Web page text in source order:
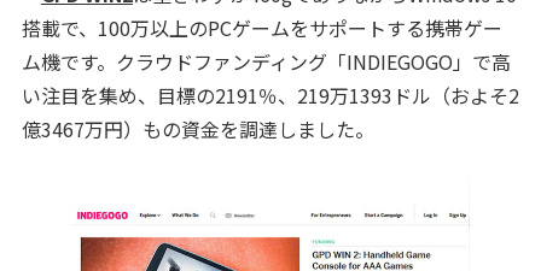
搭載で、100万以上のPCゲームをサポートする携帯ゲー
ム機です。クラウドファンディング「INDIEGOGO」で高
い注目を集め、目標の2191％、219万1393ドル（およそ2
億3467万円）もの資金を調達しました。